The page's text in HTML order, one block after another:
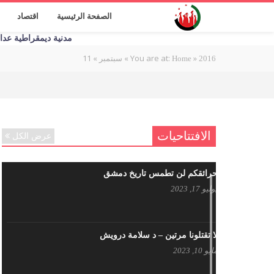
الصفحة الرئيسية اقتصاد
مدنية ديمقراطية عدالة
You are at: Home » 2016
» سبتمبر »
11
الافتتاحيات عرض الكل
حرائقكم لن تطمس تاريخ دمشق
يوليو 17, 2023
لا تقتلونا مرتين – د سلامة درويش
مايو 10, 2023